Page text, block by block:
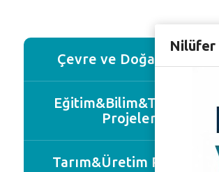
Çevre ve Doğal Yaşam
Eğitim&Bilim&Teknoloji
Projeleri
Tarım&Üretim Projeleri
Nilüfer